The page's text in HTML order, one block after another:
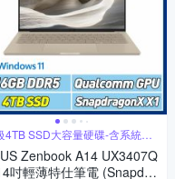
4TB SSD大容量硬碟-含系統轉
Zenbook A14 UX3407Q
吋輕薄特仕筆電 (Snapdra